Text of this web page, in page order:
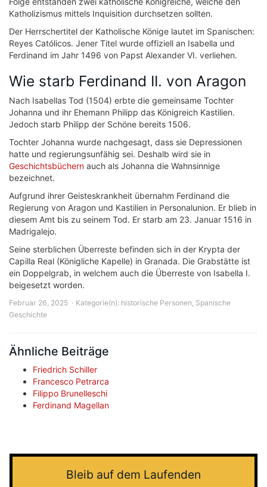
Katholizismus mittels Inquisition durchsetzen sollten.
Der Herrschertitel der Katholische Könige lautet im Spanischen:
Reyes Católicos. Jener Titel wurde offiziell an Isabella und
Ferdinand im Jahr 1496 von Papst Alexander VI. verliehen.
Wie starb Ferdinand II. von Aragon
Nach Isabellas Tod (1504) erbte die gemeinsame Tochter
Johanna und ihr Ehemann Philipp das Königreich Kastilien.
Jedoch starb Philipp der Schöne bereits 1506.
Tochter Johanna wurde nachgesagt, dass sie Depressionen
hatte und regierungsunfähig sei. Deshalb wird sie in
Geschichtsbüchern auch als Johanna die Wahnsinnige
bezeichnet.
Aufgrund ihrer Geisteskrankheit übernahm Ferdinand die
Regierung von Aragon und Kastilien in Personalunion. Er blieb in
diesem Amt bis zu seinem Tod. Er starb am 23. Januar 1516 in
Madrigalejo.
Seine sterblichen Überreste befinden sich in der Krypta der
Capilla Real (Königliche Kapelle) in Granada. Die Grabstätte ist
ein Doppelgrab, in welchem auch die Überreste von Isabella I.
beigesetzt worden.
Februar 26, 2025 Kategorie(n): historische Personen, Spanische
Geschichte
Ähnliche Beiträge
Friedrich Schiller
Francesco Petrarca
Filippo Brunelleschi
Ferdinand Magellan
Bleib auf dem Laufenden